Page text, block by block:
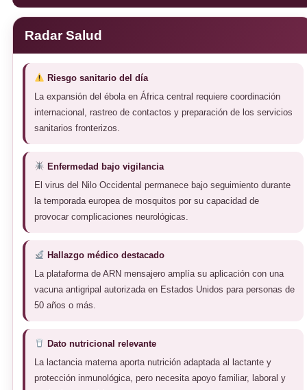
Radar Salud
Riesgo sanitario del día
La expansión del ébola en África central requiere coordinación
internacional, rastreo de contactos y preparación de los servicios
sanitarios fronterizos.
Enfermedad bajo vigilancia
El virus del Nilo Occidental permanece bajo seguimiento durante
la temporada europea de mosquitos por su capacidad de
provocar complicaciones neurológicas.
Hallazgo médico destacado
La plataforma de ARN mensajero amplía su aplicación con una
vacuna antigripal autorizada en Estados Unidos para personas de
50 años o más.
Dato nutricional relevante
La lactancia materna aporta nutrición adaptada al lactante y
protección inmunológica, pero necesita apoyo familiar, laboral y